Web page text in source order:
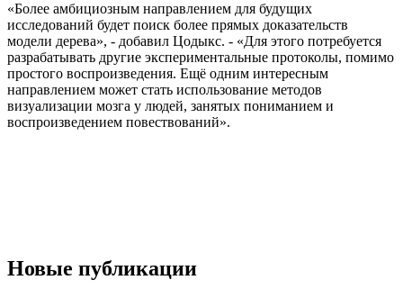
«Более амбициозным направлением для будущих
исследований будет поиск более прямых доказательств
модели дерева», - добавил Цодыкс. - «Для этого потребуется
разрабатывать другие экспериментальные протоколы, помимо
простого воспроизведения. Ещё одним интересным
направлением может стать использование методов
визуализации мозга у людей, занятых пониманием и
воспроизведением повествований».
Новые публикации